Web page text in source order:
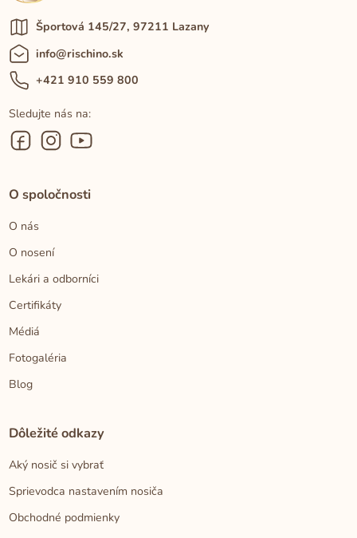
Športová 145/27, 97211 Lazany
info@rischino.sk
+421 910 559 800
Sledujte nás na:
O spoločnosti
O nás
O nosení
Lekári a odborníci
Certifikáty
Médiá
Fotogaléria
Blog
Dôležité odkazy
Aký nosič si vybrať
Sprievodca nastavením nosiča
Obchodné podmienky